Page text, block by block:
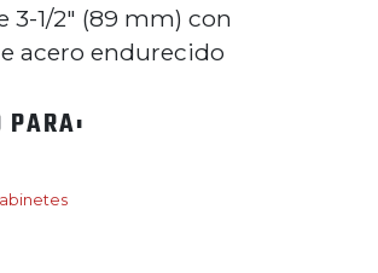
3-1/2" (89 mm) con
acero endurecido
PARA: